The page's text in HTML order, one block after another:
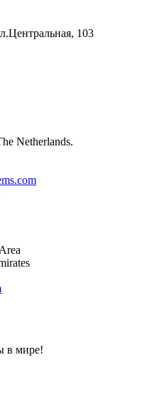
103
Netherlands.
в мире!